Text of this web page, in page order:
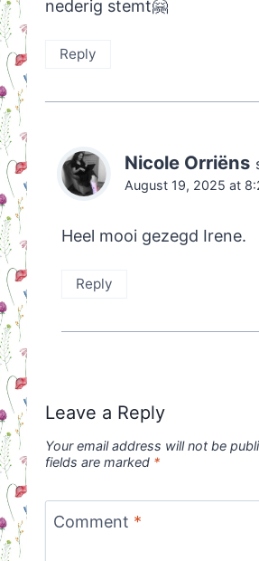
nederig stemt🤗
Reply
Nicole Orriëns
August 19, 2025 at
Heel mooi gezegd Irene.
Reply
Leave a Reply
Your email address will not be
fields are marked *
Comment *